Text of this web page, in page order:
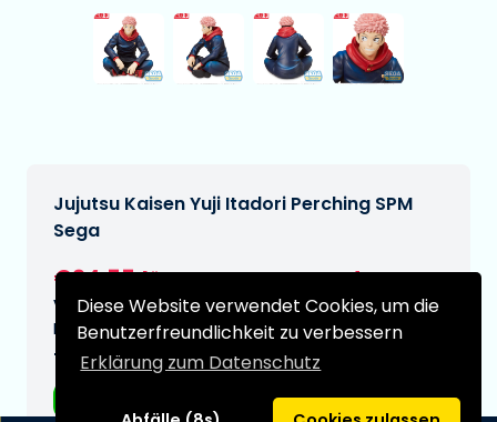
Diese Website verwendet Cookies, um die
Benutzerfreundlichkeit zu verbessern
Erklärung zum Datenschutz
Jujutsu Kaisen Yuji Itadori Perching SPM
Sega
€24,55
Voraussichtliches Lieferdatum:
N/A
Typ: